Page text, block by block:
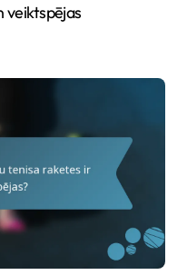
veiktspējas